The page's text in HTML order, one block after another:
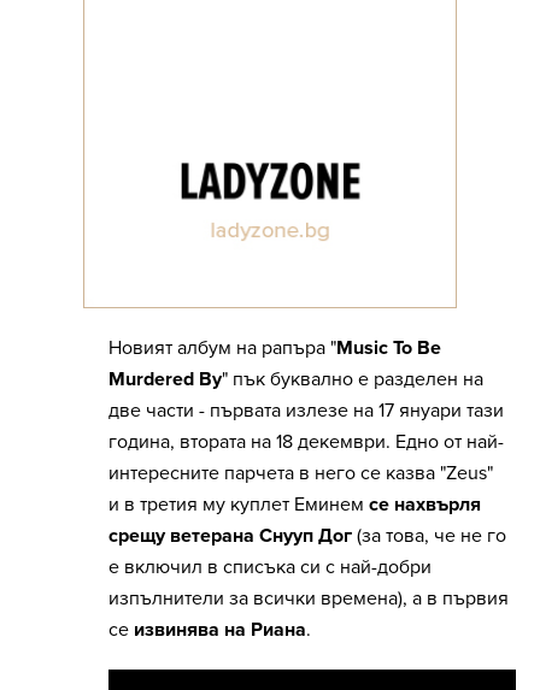
Новият албум на рапъра "Music To Be
Murdered By" пък буквално е разделен на
две части - първата излезе на 17 януари тази
година, втората на 18 декември. Едно от най-
интересните парчета в него се казва "Zeus"
и в третия му куплет Еминем се нахвърля
срещу ветерана Снууп Дог (за това, че не го
е включил в списъка си с най-добри
изпълнители за всички времена), а в първия
се извинява на Риана.